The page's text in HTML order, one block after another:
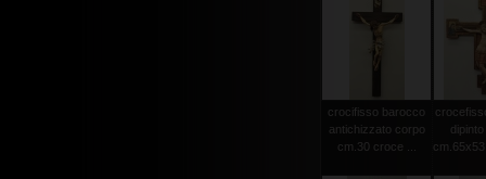
crocifisso barocco
antichizzato corpo
cm.30 croce ...